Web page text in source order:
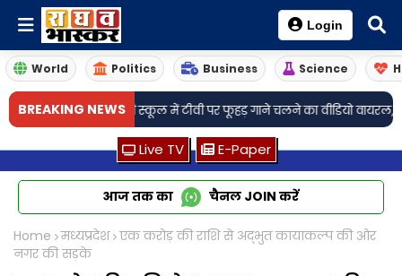
Login
World Politics Business Science
BREAKING NEWS
सरकारी स्कूल में टीवी पर फूहड़ गाने चलने का वीडियो वायरल, डीईओ ने दिए
Live TV E-Paper
आज तक का चैनल JOIN करें
Home मध्यप्रदेश एक करोड़ की राशि से अद्भुत कायाकल्प की ओर
नगर की सड़के